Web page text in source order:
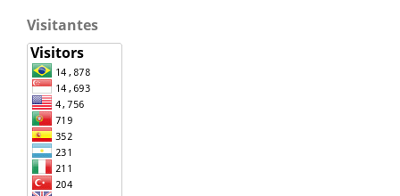
Visitantes